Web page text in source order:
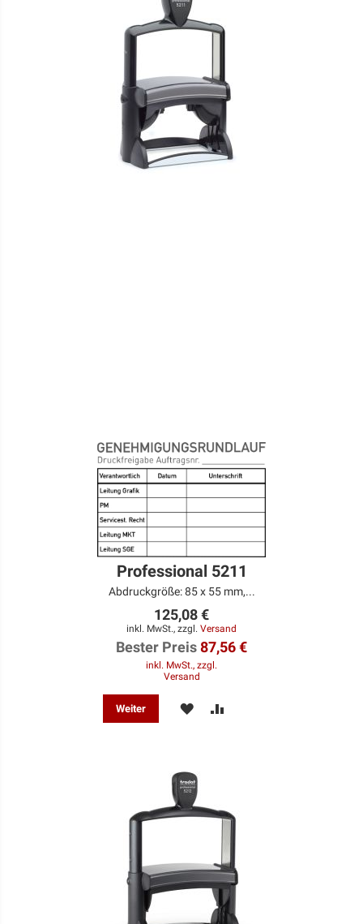
Professional 5211
Abdruckgröße: 85 x 55 mm,...
125,08 €
inkl. MwSt., zzgl. Versand
Bester Preis87,56 €
inkl. MwSt., zzgl.
Versand
Weiter MERKEN